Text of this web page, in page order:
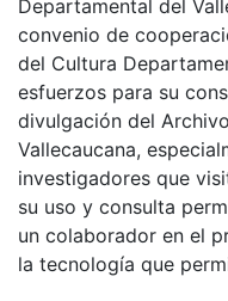
Departamental del
convenio de
del Cultura
esfuerzos para su
divulgación del
Vallecaucana,
investigadores que
su uso y consulta
un colaborador en el
la tecnología que